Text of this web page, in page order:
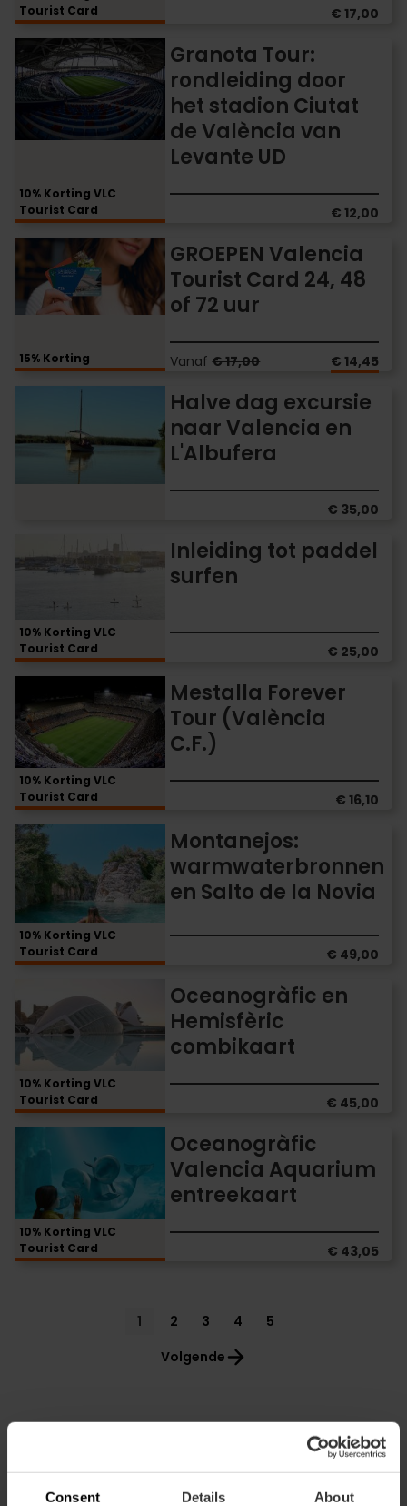
Consent Details About
Tourist Card
€ 17,00
reis
10% Korting VLC
Tourist Card
Granota Tour:
rondleiding door
het stadion Ciutat
de València van
Levante UD
€ 12,00
Granota
Tour:
rondleiding
door
stadion
València
van
Levante
UD
15% Korting
GROEPEN Valencia
Tourist Card 24, 48
of 72 uur
Vanaf€ 17,00 € 14,45
Valencia
Tourist
Card
of
Halve dag excursie
naar Valencia en
L'Albufera
€ 35,00
excursie
10% Korting VLC
Tourist Card
Inleiding tot paddel
surfen
€ 25,00
tot
surfen
10% Korting VLC
Tourist Card
Mestalla Forever
Tour (València
C.F.)
€ 16,10
Forever
Tour
(València
C.F.)
10% Korting VLC
Tourist Card
Montanejos:
warmwaterbronnen
en Salto de la Novia
€ 49,00
Montanejos:
warmwaterbronnen
en
de
la
Novia
10% Korting VLC
Tourist Card
Oceanogràfic en
Hemisfèric
combikaart
€ 45,00
en
Hemisfèric
combikaart
10% Korting VLC
Tourist Card
Oceanogràfic
Valencia Aquarium
entreekaart
€ 43,05
entreekaart
Current
1 Page
2 Page
3 Page
4 Page
5
Volgende